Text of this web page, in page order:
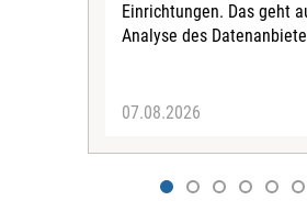
Einrichtungen. Das geht
Analyse des
07.08.2026